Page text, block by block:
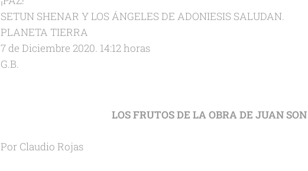
SETUN SHENAR Y LOS ÁNGELES DE ADONIESIS SALUDAN.
PLANETA TIERRA
7 de Diciembre 2020. 14:12 horas
G.B.
LOS FRUTOS DE LA OBRA DE JUAN
Por Claudio Rojas